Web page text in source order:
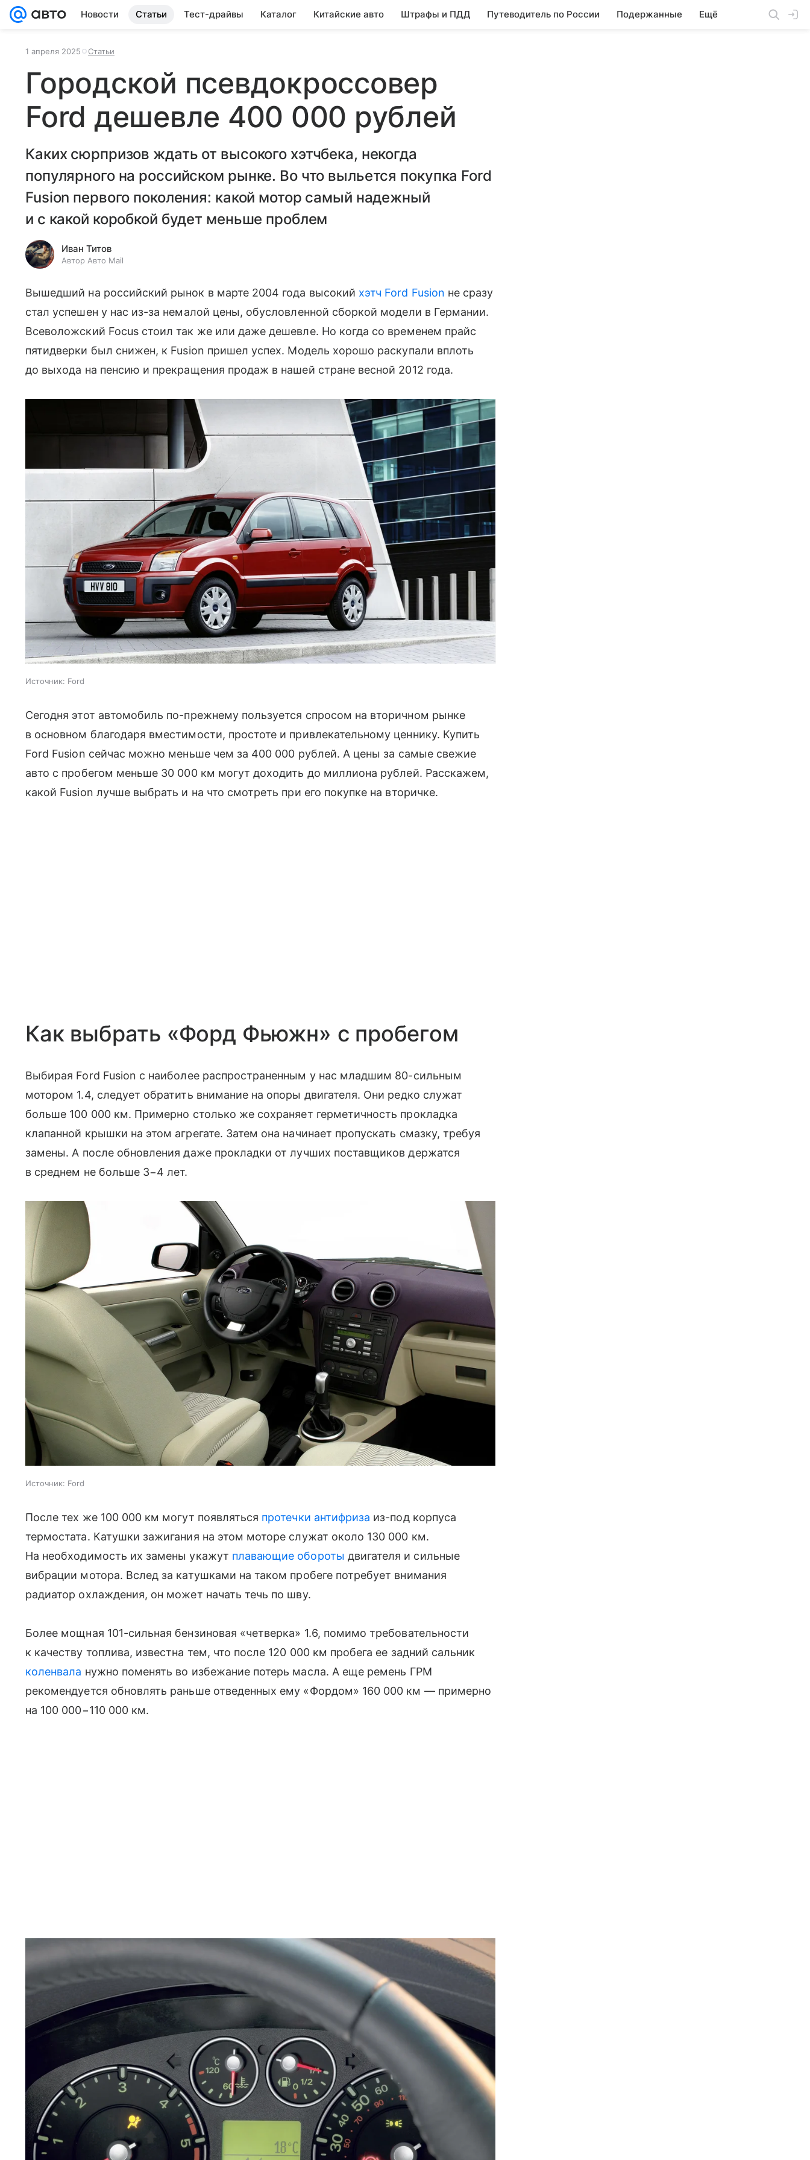
Новости Статьи Тест-драйвы Каталог Китайские авто Штрафы и ПДД Путеводитель по России Подержанные Ещё
1 апреля 2025 Статьи
Городской псевдокроссовер
Ford дешевле 400 000 рублей
Каких сюрпризов ждать от высокого хэтчбека, некогда
популярного на российском рынке. Во что выльется покупка Ford
Fusion первого поколения: какой мотор самый надежный
и с какой коробкой будет меньше проблем
Иван Титов
Автор Авто Mail
Вышедший на российский рынок в марте 2004 года высокий хэтч Ford Fusion не сразу
стал успешен у нас из-за немалой цены, обусловленной сборкой модели в Германии.
Всеволожский Focus стоил так же или даже дешевле. Но когда со временем прайс
пятидверки был снижен, к Fusion пришел успех. Модель хорошо раскупали вплоть
до выхода на пенсию и прекращения продаж в нашей стране весной 2012 года.
Источник: Ford
Сегодня этот автомобиль по-прежнему пользуется спросом на вторичном рынке
в основном благодаря вместимости, простоте и привлекательному ценнику. Купить
Ford Fusion сейчас можно меньше чем за 400 000 рублей. А цены за самые свежие
авто с пробегом меньше 30 000 км могут доходить до миллиона рублей. Расскажем,
какой Fusion лучше выбрать и на что смотреть при его покупке на вторичке.
Как выбрать «Форд Фьюжн» с пробегом
Выбирая Ford Fusion с наиболее распространенным у нас младшим 80-сильным
мотором 1.4, следует обратить внимание на опоры двигателя. Они редко служат
больше 100 000 км. Примерно столько же сохраняет герметичность прокладка
клапанной крышки на этом агрегате. Затем она начинает пропускать смазку, требуя
замены. А после обновления даже прокладки от лучших поставщиков держатся
в среднем не больше 3−4 лет.
Источник: Ford
После тех же 100 000 км могут появляться протечки антифриза из-под корпуса
термостата. Катушки зажигания на этом моторе служат около 130 000 км.
На необходимость их замены укажут плавающие обороты двигателя и сильные
вибрации мотора. Вслед за катушками на таком пробеге потребует внимания
радиатор охлаждения, он может начать течь по шву.
Более мощная 101-сильная бензиновая «четверка» 1.6, помимо требовательности
к качеству топлива, известна тем, что после 120 000 км пробега ее задний сальник
коленвала нужно поменять во избежание потерь масла. А еще ремень ГРМ
рекомендуется обновлять раньше отведенных ему «Фордом» 160 000 км — примерно
на 100 000−110 000 км.